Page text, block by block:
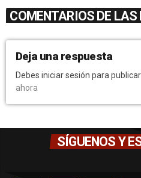
COMENTARIOS DE
Deja una respuesta
Debes iniciar sesión para
ahora
SÍGUENOS Y